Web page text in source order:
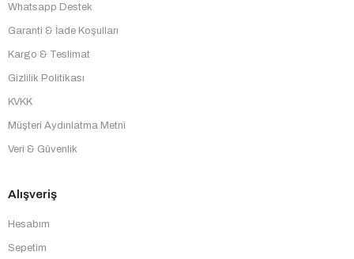
Whatsapp Destek
Garanti & İade Koşulları
Kargo & Teslimat
Gizlilik Politikası
KVKK
Müşteri Aydınlatma Metni
Veri & Güvenlik
Alışveriş
Hesabım
Sepetim